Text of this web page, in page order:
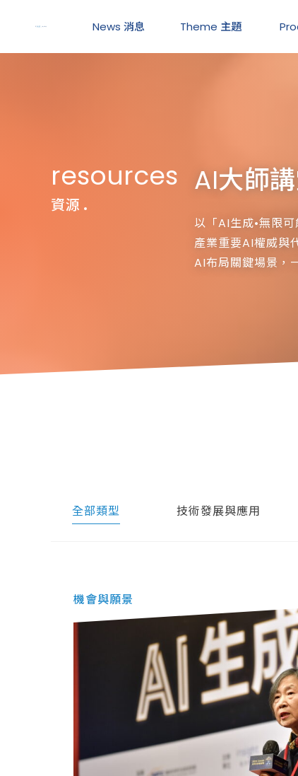
News 消息 Theme 主題
resources
資源
AI大師
以「AI生成•無限
產業重要AI權威與
AI布局關鍵場景，
全部類型 技術發展與應用
機會與願景